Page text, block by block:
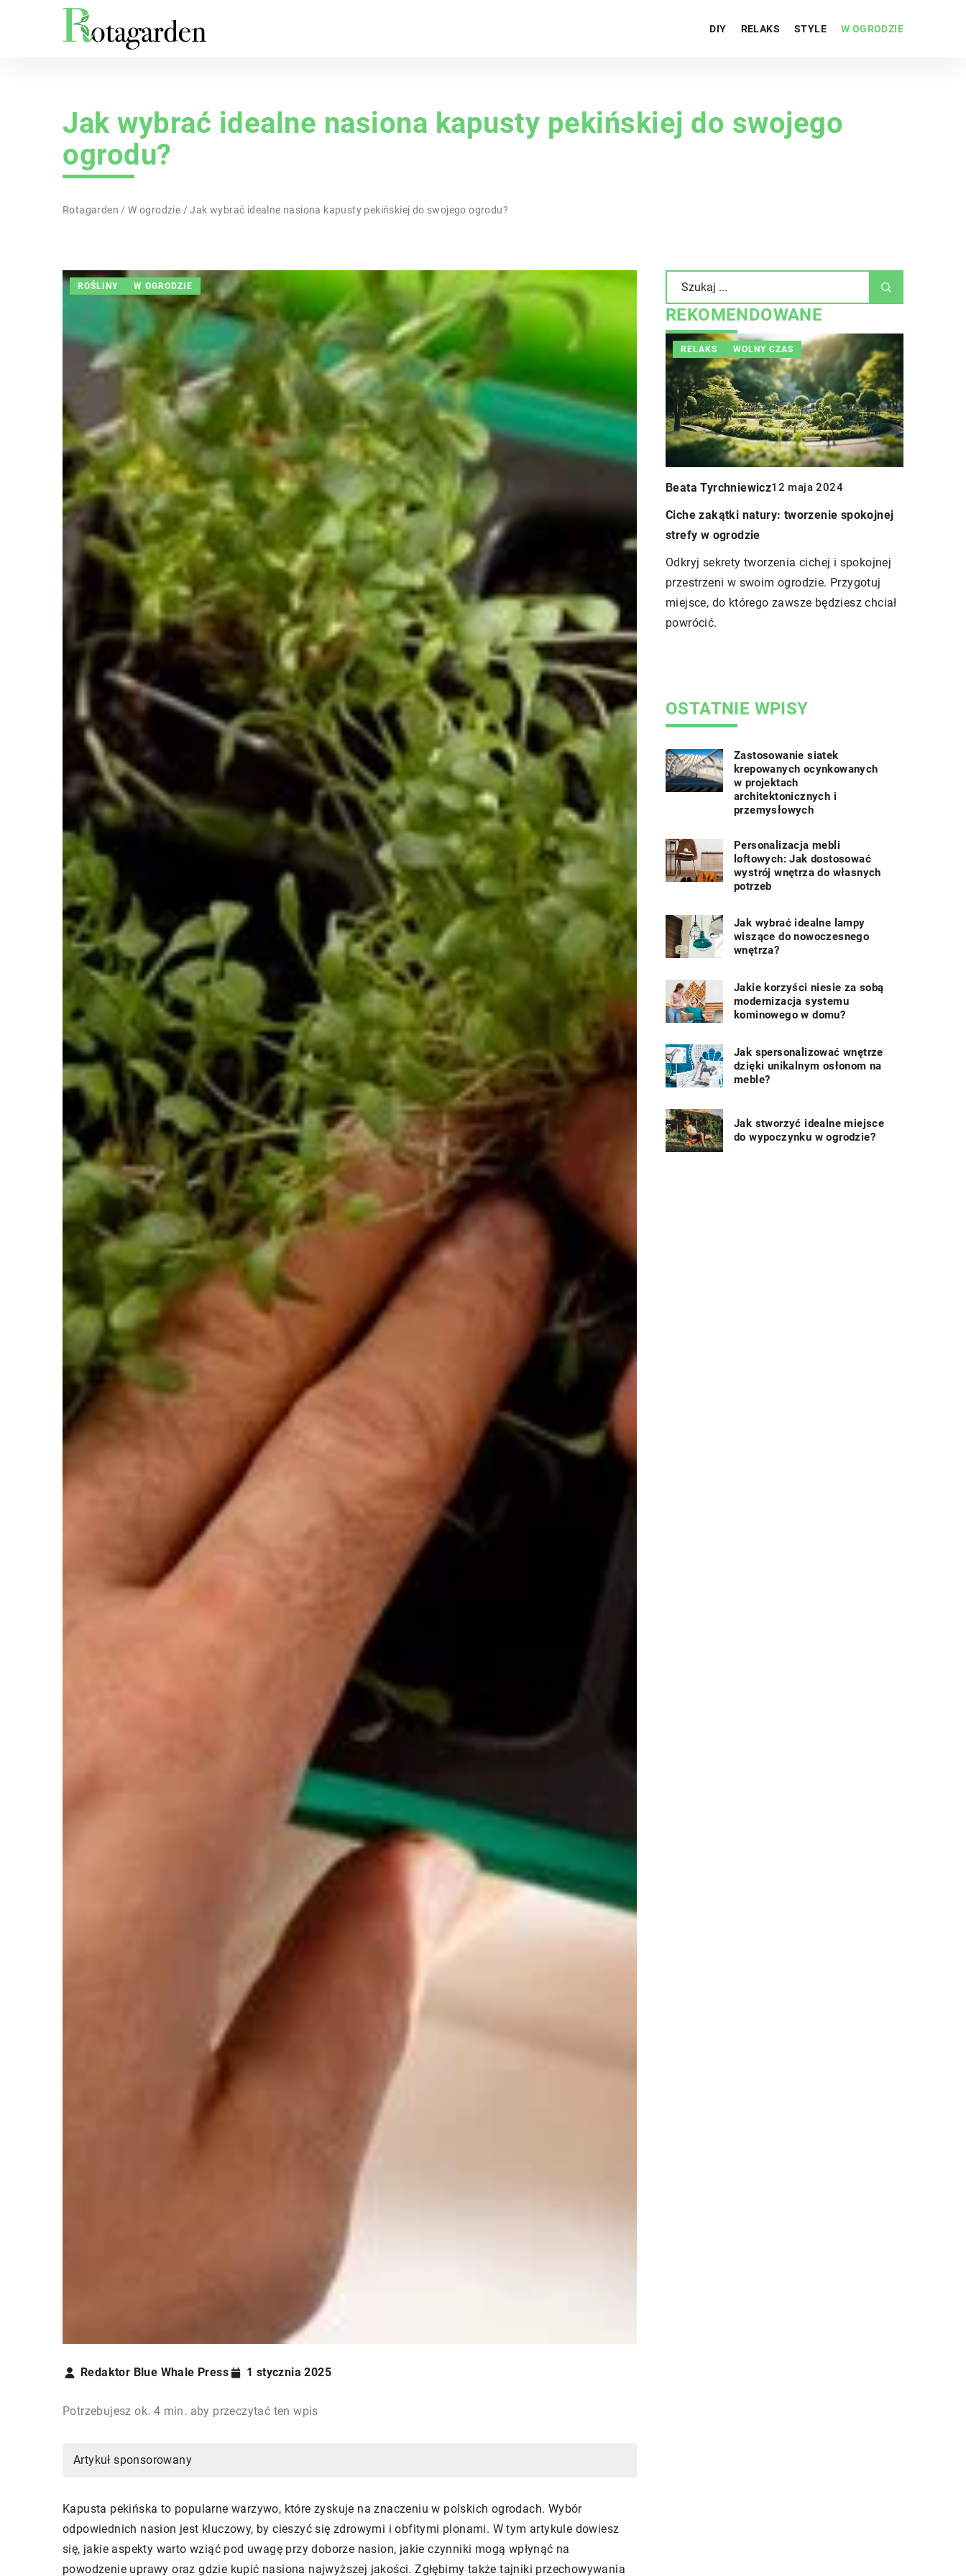
DIY RELAKS STYLE W OGRODZIE
Jak wybrać idealne nasiona kapusty pekińskiej do swojego
ogrodu?
Rotagarden /W ogrodzie /Jak wybrać idealne nasiona kapusty pekińskiej do swojego ogrodu?
ROŚLINY W OGRODZIE
Redaktor Blue Whale Press 1 stycznia 2025
Potrzebujesz ok. 4 min. aby przeczytać ten wpis
Artykuł sponsorowany
Kapusta pekińska to popularne warzywo, które zyskuje na znaczeniu w polskich ogrodach. Wybór
odpowiednich nasion jest kluczowy, by cieszyć się zdrowymi i obfitymi plonami. W tym artykule dowiesz
się, jakie aspekty warto wziąć pod uwagę przy doborze nasion, jakie czynniki mogą wpłynąć na
powodzenie uprawy oraz gdzie kupić nasiona najwyższej jakości. Zgłębimy także tajniki przechowywania
REKOMENDOWANE
Redaktor Blue Whale Press
5 października 2024
Jak wybrać doskonałą halę namiotową na
swoje wydarzenie?
Przejrzyj nasze wskazówki i porady
dotyczące wyboru idealnej hali namiotowej
na wydarzenie. Dowiedz się, co powinieneś
wziąć pod uwagę, aby decyzja była trafna.
INNE
Beata Tyrchniewicz 18 maja 2024
Jak profesjonalne usługi sprzątania mogą
pomóc po tragicznych wydarzeniach w
domu?
Odkryj, jak specjalistyczne usługi sprzątania
potrafią przywrócić dom do stanu sprzed
tragicznego wydarzenia. Zrozumiesz,
dlaczego warto powierzyć to zadanie
profesjonalistom.
WOLNY CZAS
Beata Tyrchniewicz12 maja 2024
Ciche zakątki natury: tworzenie spokojnej
strefy w ogrodzie
Odkryj sekrety tworzenia cichej i spokojnej
przestrzeni w swoim ogrodzie. Przygotuj
miejsce, do którego zawsze będziesz chciał
powrócić.
Redaktor Blue Whale
swoje wydarzenie?
Przejrzyj nasze
OSTATNIE WPISY
Zastosowanie siatek
krepowanych ocynkowanych
w projektach
architektonicznych i
przemysłowych
Personalizacja mebli
loftowych: Jak dostosować
wystrój wnętrza do własnych
potrzeb
Jak wybrać idealne lampy
wiszące do nowoczesnego
wnętrza?
Jakie korzyści niesie za sobą
modernizacja systemu
kominowego w domu?
Jak spersonalizować wnętrze
dzięki unikalnym osłonom na
meble?
Jak stworzyć idealne miejsce
do wypoczynku w ogrodzie?